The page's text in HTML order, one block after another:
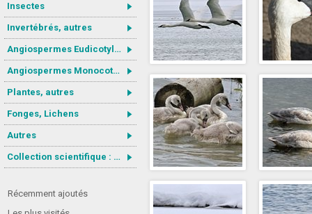
Insectes
Invertébrés, autres
Angiospermes Eudicotylédones
Angiospermes Monocotylédones
Plantes, autres
Fonges, Lichens
Autres
Collection scientifique : Gastrotricha
Récemment ajoutés